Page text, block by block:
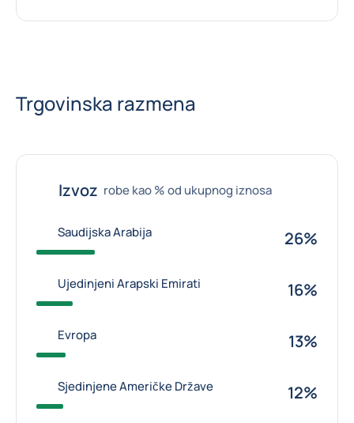
Trgovinska razmena
Izvoz robe kao % od ukupnog iznosa
Saudijska Arabija 26%
Ujedinjeni Arapski Emirati 16%
Evropa 13%
Sjedinjene Američke Države 12%